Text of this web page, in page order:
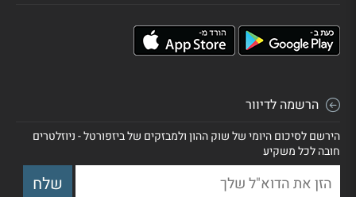
הרשמה לדיוור
הירשם לסיכום היומי של שוק ההון ולמבזקים של ביזפורטל - ניוזלטרים
חובה לכל משקיע